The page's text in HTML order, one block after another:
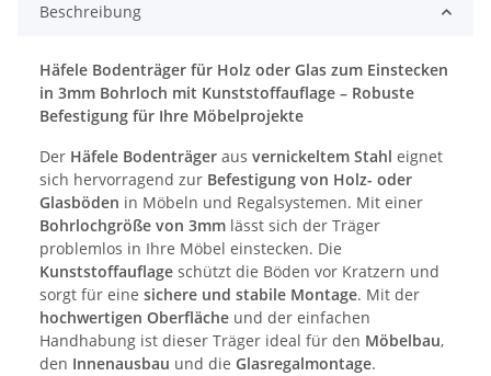
Beschreibung
Häfele Bodenträger für Holz oder Glas zum Einstecken
in 3mm Bohrloch mit Kunststoffauflage – Robuste
Befestigung für Ihre Möbelprojekte
Der Häfele Bodenträger aus vernickeltem Stahl eignet
sich hervorragend zur Befestigung von Holz- oder
Glasböden in Möbeln und Regalsystemen. Mit einer
Bohrlochgröße von 3mm lässt sich der Träger
problemlos in Ihre Möbel einstecken. Die
Kunststoffauflage schützt die Böden vor Kratzern und
sorgt für eine sichere und stabile Montage. Mit der
hochwertigen Oberfläche und der einfachen
Handhabung ist dieser Träger ideal für den Möbelbau,
den Innenausbau und die Glasregalmontage.